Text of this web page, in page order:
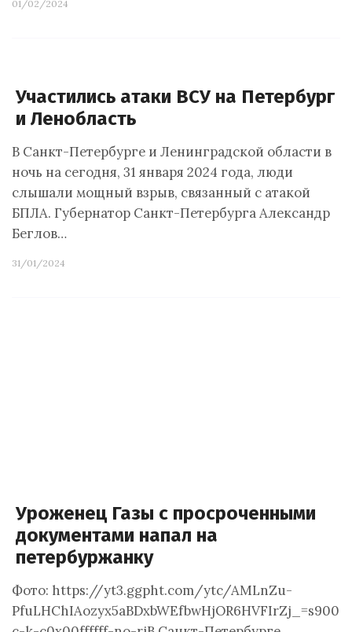
01/02/2024
Участились атаки ВСУ на Петербург
и Ленобласть
В Санкт-Петербурге и Ленинградской области в
ночь на сегодня, 31 января 2024 года, люди
слышали мощный взрыв, связанный с атакой
БПЛА. Губернатор Санкт-Петербурга Александр
Беглов…
31/01/2024
Уроженец Газы с просроченными
документами напал на
петербуржанку
Фото: https://yt3.ggpht.com/ytc/AMLnZu-
PfuLHChIAozyx5aBDxbWEfbwHjOR6HVFIrZj_=s900-